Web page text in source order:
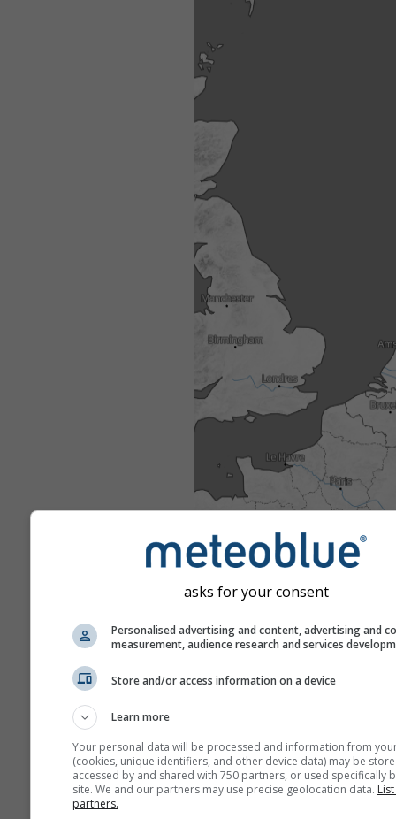
asks for your consent
Personalised advertising and content, advertising and
measurement, audience research and services
Store and/or access information on a device
Learn more
Your personal data will be processed and information from
(cookies, unique identifiers, and other device data) may be
accessed by and shared with 750 partners, or used specifically
site. We and our partners may use precise geolocation data.
partners.